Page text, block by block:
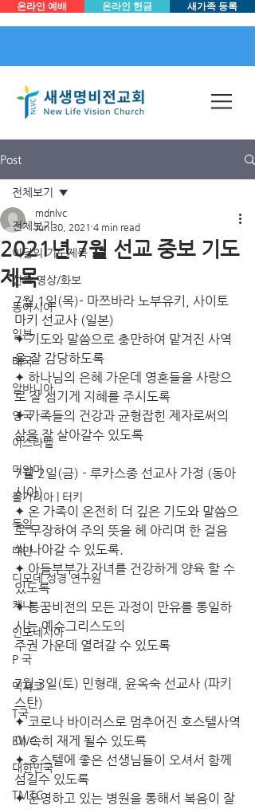
온라인 예배 온라인 헌금 새가족 등록
Post
전체보기
이달의 기도제목
선교 영상/화보
동아시아
일본
태국
알바니아
영국
이스라엘
미얀마
불가리아 | 터키
독일
대만
디모데 성경 연구원
케냐
인도네시아
P 국
멕시코
T국
EWC
대한민국
TMTC
전체보기
2021년 7월 선교 중보 기도
제목
mdnlvc
Jun 30, 2021 4 min read
7월 1일(목)- 마쯔바라 노부유키, 사이토
마키 선교사 (일본)
✦ 기도와 말씀으로 충만하여 맡겨진 사역
을 잘 감당하도록
✦ 하나님의 은혜 가운데 영혼들을 사랑으
로 잘 섬기게 지혜를 주시도록
✦ 가족들의 건강과 균형잡힌 제자로써의
삶을 잘 살아갈수 있도록
7월 2일(금) - 루카스종 선교사 가정 (동아
시아)
✦ 온 가족이 온전히 더 깊은 기도와 말씀으
로 무장하여 주의 뜻을 헤 아리며 한 걸음
씩 나아갈 수 있도록.
✦ 아들부부가 자녀를 건강하게 양육 할 수
있도록
✦ 통꿈비전의 모든 과정이 만유를 통일하
시는 예수그리스도의
주권 가운데 열려갈 수 있도록
7월 3일(토) 민형래, 윤옥숙 선교사 (파키
스탄)
✦ 코로나 바이러스로 멈추어진 호스텔사역
이 속히 재게 될수 있도록
✦ 호스텔에 좋은 선생님들이 오셔서 함께
섬길수 있도록
✦ 운영하고 있는 병원을 통해서 복음이 잘